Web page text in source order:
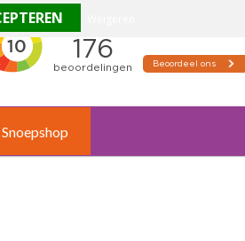
Snoepshop